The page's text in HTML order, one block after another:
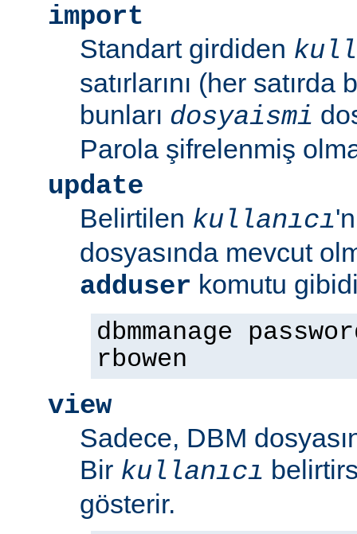
import
Standart girdiden
satırlarını (her
bunları dosyaismi
Parola şifrelenmiş
update
Belirtilen kullanıcı
dosyasında mevcut
adduser komutu
dbmmanage
rbowen
view
Sadece, DBM
Bir kullanıcı
gösterir.